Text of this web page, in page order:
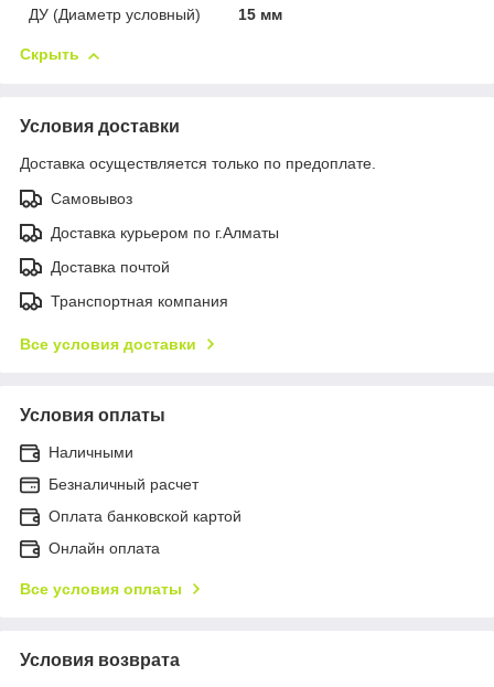
ДУ (Диаметр условный)
15 мм
Скрыть
Условия доставки
Доставка осуществляется только по предоплате.
Самовывоз
Доставка курьером по г.Алматы
Доставка почтой
Транспортная компания
Все условия доставки
Условия оплаты
Наличными
Безналичный расчет
Оплата банковской картой
Онлайн оплата
Все условия оплаты
Условия возврата